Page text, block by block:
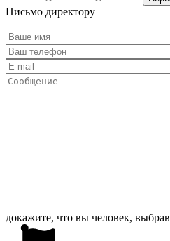
Письмо директору
докажите, что вы человек, выбрав